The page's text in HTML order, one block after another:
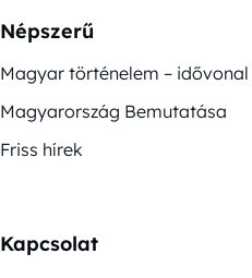
Népszerű
Magyar történelem – idővonal
Magyarország Bemutatása
Friss hírek
Kapcsolat